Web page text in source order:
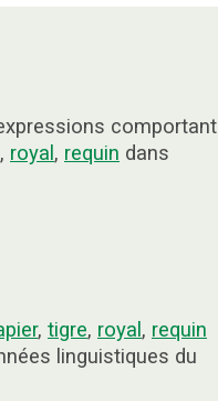
comportant
, royal , requin dans
, tigre, royal , requin
linguistiques du